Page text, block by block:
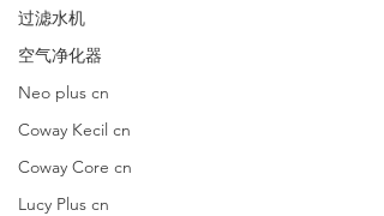
过滤水机
空气净化器
Neo plus cn
Coway Kecil cn
Coway Core cn
Lucy Plus cn